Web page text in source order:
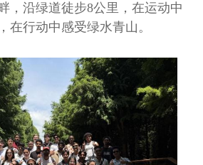
，沿绿道徒步8公里，在运动中
在行动中感受绿水青山。